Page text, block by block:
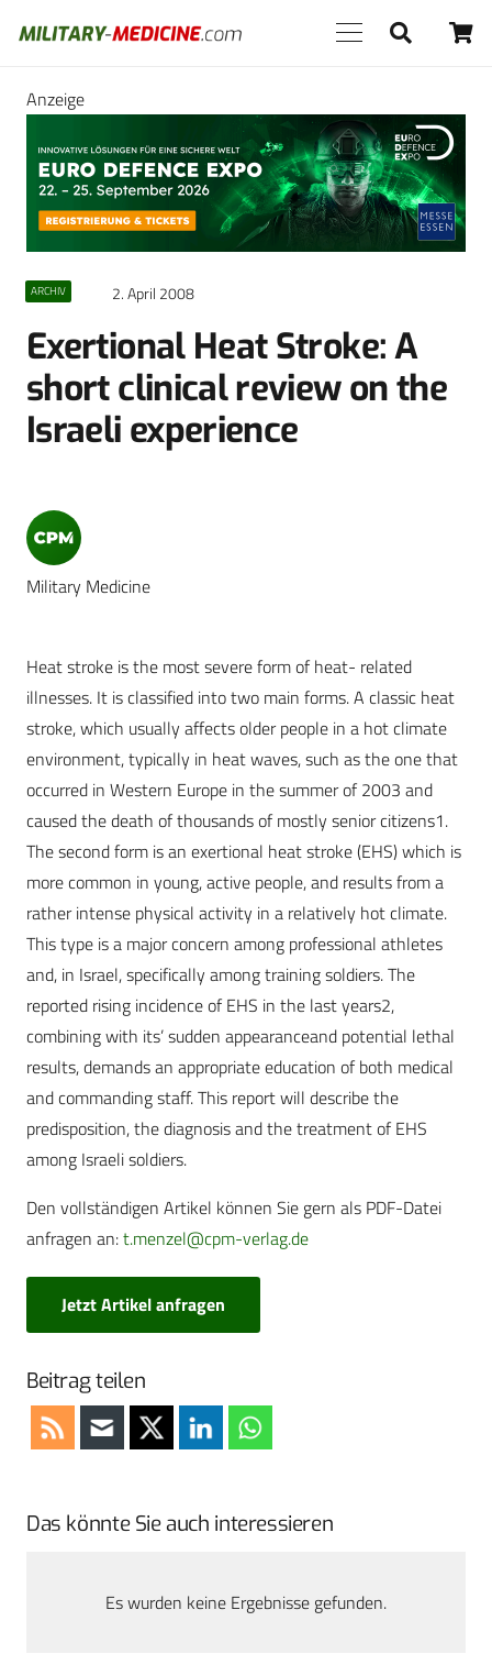
Anzeige
ARCHIV 2. April 2008
Exertional Heat Stroke: A
short clinical review on the
Israeli experience
Military Medicine
Heat stroke is the most severe form of heat- related
illnesses. It is classified into two main forms. A classic heat
stroke, which usually affects older people in a hot climate
environment, typically in heat waves, such as the one that
occurred in Western Europe in the summer of 2003 and
caused the death of thousands of mostly senior citizens1.
The second form is an exertional heat stroke (EHS) which is
more common in young, active people, and results from a
rather intense physical activity in a relatively hot climate.
This type is a major concern among professional athletes
and, in Israel, specifically among training soldiers. The
reported rising incidence of EHS in the last years2,
combining with its’ sudden appearanceand potential lethal
results, demands an appropriate education of both medical
and commanding staff. This report will describe the
predisposition, the diagnosis and the treatment of EHS
among Israeli soldiers.
Den vollständigen Artikel können Sie gern als PDF-Datei
anfragen an:t.menzel@cpm-verlag.de
Jetzt Artikel anfragen
Beitrag teilen
Das könnte Sie auch interessieren
Es wurden keine Ergebnisse gefunden.